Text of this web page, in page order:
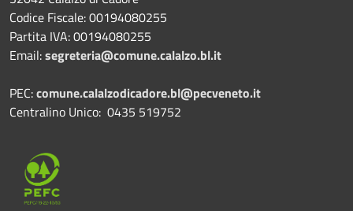
Codice Fiscale: 00194080255
Partita IVA: 00194080255
Email:segreteria@comune.calalzo.bl.it
PEC:comune.calalzodicadore.bl@pecveneto.it
Centralino Unico: 0435 519752